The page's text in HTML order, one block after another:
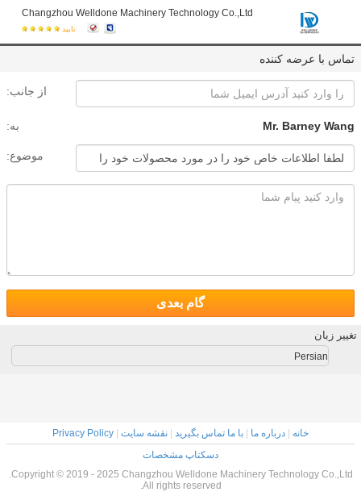
Changzhou Welldone Machinery Technology Co.,Ltd
تایید
تماس با عرضه کننده
از جانب:
به: Mr. Barney Wang
موضوع:
گام بعدی
تغییر زبان
Persian
خانه درباره ما با ما تماس بگیرید نقشه سایت
Privacy Policy
دسکتاپ مشخصات
Copyright © 2019 - 2025 Changzhou Welldone Machinery Technology Co.,Ltd.
All rights reserved.